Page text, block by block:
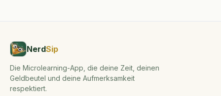
NerdSip
Die Microlearning-App, die deine Zeit, deinen
Geldbeutel und deine Aufmerksamkeit
respektiert.